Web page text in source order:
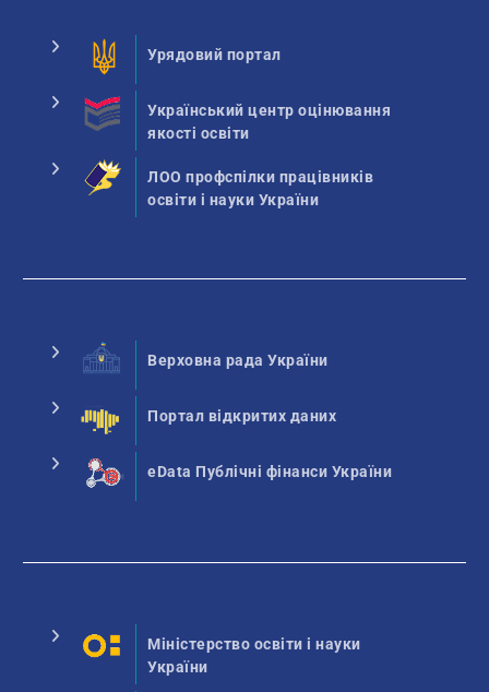
Урядовий портал
Український центр оцінювання
якості освіти
ЛОО профспілки працівників
освіти і науки України
Верховна рада України
Портал відкритих даних
eData Публічні фінанси України
Міністерство освіти і науки
України